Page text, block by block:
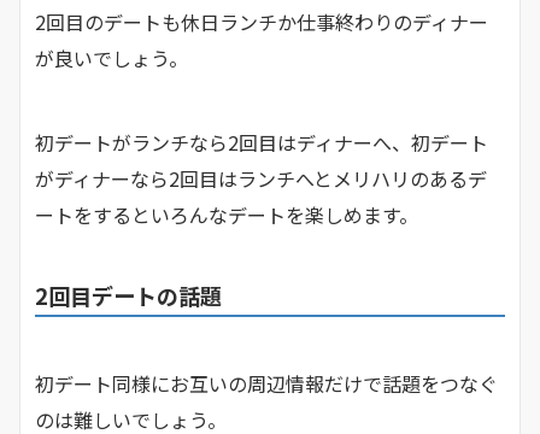
2回目のデートも休日ランチか仕事終わりのディナー
が良いでしょう。
初デートがランチなら2回目はディナーへ、初デート
がディナーなら2回目はランチへとメリハリのあるデ
ートをするといろんなデートを楽しめます。
2回目デートの話題
初デート同様にお互いの周辺情報だけで話題をつなぐ
のは難しいでしょう。